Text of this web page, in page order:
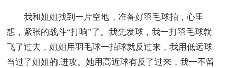
我和姐姐找到一片空地，准备好羽毛球拍，心里
想，紧张的战斗“打响”了。我先发球，我一打羽毛球就
飞了过去，姐姐用羽毛球一拍球就反过来，我用低远球
当过了姐姐的.进攻。她用高近球有反了过来，我一不留